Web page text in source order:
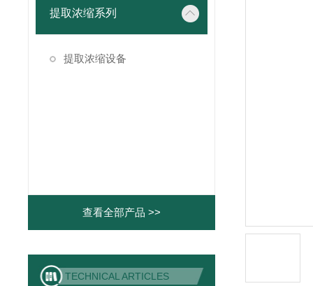
提取浓缩系列
提取浓缩设备
查看全部产品 >>
TECHNICAL ARTICLES